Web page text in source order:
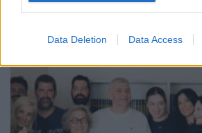
Data Deletion Data Access
ΕΠΙΧΕΙΡΕΊΝ 24/07/2026 - 15:37